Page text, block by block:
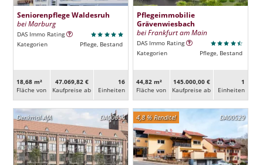
Seniorenpflege Waldesruh
bei Marburg
DAS Immo Rating
Kategorien
Pflege, Bestand
18,68 m²
Fläche von
47.069,82 €
Kaufpreise ab
16
Ein­heiten
Pflegeimmobilie
Grävenwiesbach
bei Frankfurt am Main
DAS Immo Rating
Kategorien
Pflege, Bestand
44,82 m²
Fläche von
145.000,00 €
Kaufpreise ab
1
Ein­heiten
DA00654
Denkmal-AfA DA00529
4,8 % Rendite!